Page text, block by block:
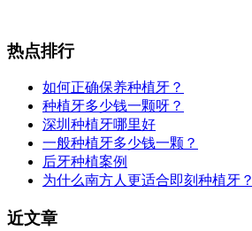
热点排行
如何正确保养种植牙？
种植牙多少钱一颗呀？
深圳种植牙哪里好
一般种植牙多少钱一颗？
后牙种植案例
为什么南方人更适合即刻种植牙？
近文章